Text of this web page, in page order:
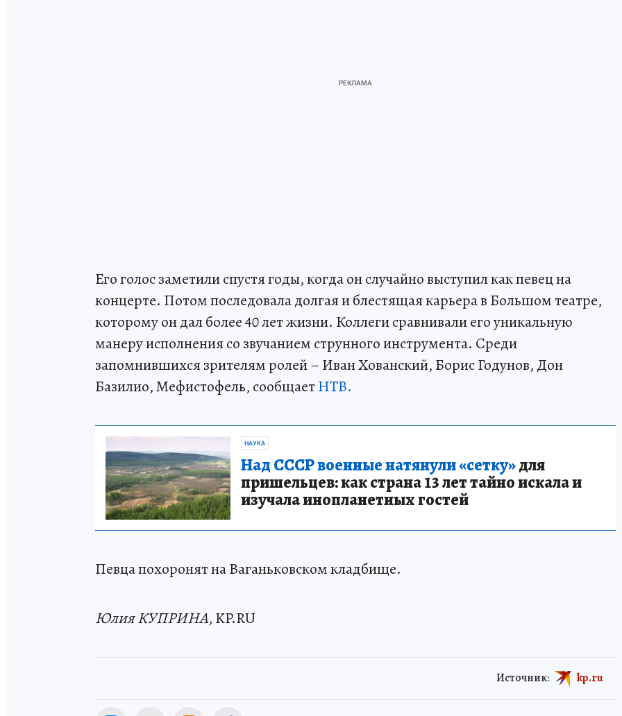
Его голос заметили спустя годы, когда он случайно выступил как певец на
концерте. Потом последовала долгая и блестящая карьера в Большом театре,
которому он дал более 40 лет жизни. Коллеги сравнивали его уникальную
манеру исполнения со звучанием струнного инструмента. Среди
запомнившихся зрителям ролей – Иван Хованский, Борис Годунов, Дон
Базилио, Мефистофель, сообщаетНТВ.
НАУКА
Над СССР военные натянули «сетку»для
пришельцев: как страна 13 лет тайно искала и
изучала инопланетных гостей
Певца похоронят на Ваганьковском кладбище.
Юлия КУПРИНА, KP.RU
Источник: kp.ru